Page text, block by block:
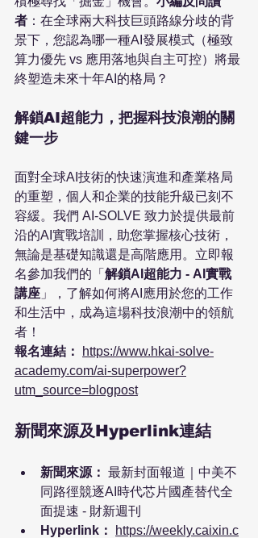
者 ：在全球兩大科技巨頭路線分歧的背
景下，您認為哪一種AI發展模式（極致
算力優先 vs 應用落地與自主可控）將最
終塑造未來十年AI的格局？
解鎖AI超能力，把握科技浪潮的關
鍵一步
面對全球AI技術的快速演進和產業格局
的重塑，個人和企業的技能升級已刻不
容緩。我們 AI-SOLVE 致力於提供最前
沿的AI實戰培訓，助您掌握核心技術，
無論是基礎知識還是高階應用。立即報
名參加我們的「 解鎖AI超能力 - AI實戰
講座 」，了解如何將AI應用於您的工作
和生活中，成為這場科技浪潮中的領航
者！
報名連結：
https://www.hkai-solve-
academy.com/ai-superpower?
utm_source=blogpost
新聞來源及Hyperlink連結
新聞來源： 最新封面報道｜中美不
同路徑競逐AI時代芯片國產替代全
面提速 - 財新週刊
Hyperlink：
https://weekly.caixin.c